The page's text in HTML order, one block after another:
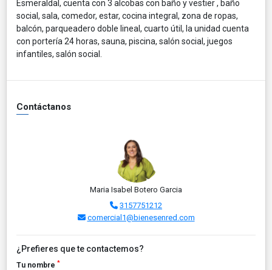
Esmeraldal, cuenta con 3 alcobas con baño y vestier , baño
social, sala, comedor, estar, cocina integral, zona de ropas,
balcón, parqueadero doble lineal, cuarto útil, la unidad cuenta
con portería 24 horas, sauna, piscina, salón social, juegos
infantiles, salón social.
Contáctanos
Maria Isabel Botero Garcia
3157751212
comercial1@bienesenred.com
¿Prefieres que te contactemos?
Tu nombre *